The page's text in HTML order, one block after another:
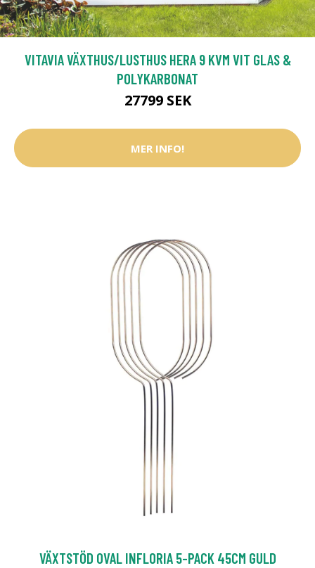
VITAVIA VÄXTHUS/LUSTHUS HERA 9 KVM VIT GLAS &
POLYKARBONAT
27799 SEK
MER INFO!
VÄXTSTÖD OVAL INFLORIA 5-PACK 45CM GULD